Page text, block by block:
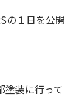
の１日を公開
塗装に行って